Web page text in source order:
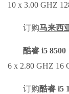
10 x 3.00 GHZ
订购马来西
酷睿 i5 8500
6 x 2.80 GHZ 16
订购酷睿 i5